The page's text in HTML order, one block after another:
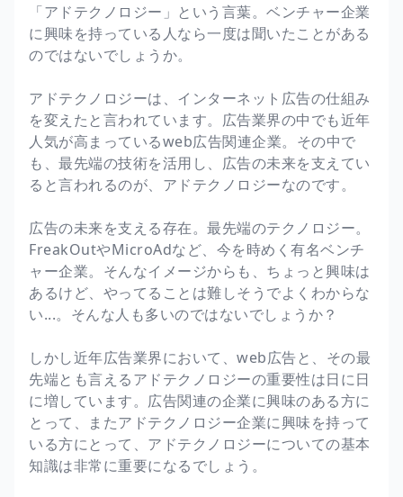
「アドテクノロジー」という言葉。ベンチャー企業
に興味を持っている人なら一度は聞いたことがある
のではないでしょうか。
アドテクノロジーは、インターネット広告の仕組み
を変えたと言われています。広告業界の中でも近年
人気が高まっているweb広告関連企業。その中で
も、最先端の技術を活用し、広告の未来を支えてい
ると言われるのが、アドテクノロジーなのです。
広告の未来を支える存在。最先端のテクノロジー。
FreakOutやMicroAdなど、今を時めく有名ベンチ
ャー企業。そんなイメージからも、ちょっと興味は
あるけど、やってることは難しそうでよくわからな
い...。そんな人も多いのではないでしょうか？
しかし近年広告業界において、web広告と、その最
先端とも言えるアドテクノロジーの重要性は日に日
に増しています。広告関連の企業に興味のある方に
とって、またアドテクノロジー企業に興味を持って
いる方にとって、アドテクノロジーについての基本
知識は非常に重要になるでしょう。